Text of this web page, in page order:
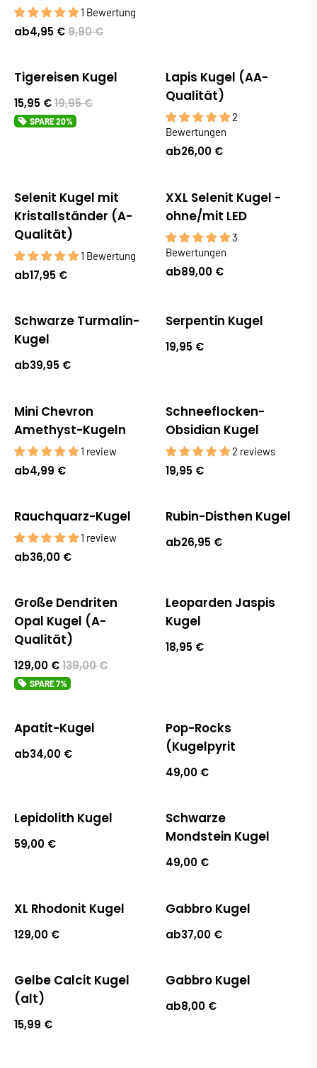
1 Bewertung
ab 9,90 €
4,95 €
Sale
Tigereisen Kugel
19,95 €
15,95 €
SPARE20%
Lapis Kugel (AA-
Qualität)
2
Bewertungen
ab26,00 €
Selenit Kugel mit
Kristallständer (A-
Qualität)
1 Bewertung
ab17,95 €
XXL Selenit Kugel -
ohne/mit LED
3
Bewertungen
ab89,00 €
Schwarze Turmalin-
Kugel
ab39,95 €
Serpentin Kugel
19,95 €
Mini Chevron
Amethyst-Kugeln
1 review
ab4,99 €
Schneeflocken-
Obsidian Kugel
2 reviews
19,95 €
Rauchquarz-Kugel
1 review
ab36,00 €
Ausverkauft
Rubin-Disthen Kugel
ab26,95 €
Sale
Große Dendriten
Opal Kugel (A-
Qualität)
139,00 €
129,00 €
SPARE7%
Leoparden Jaspis
Kugel
18,95 €
Apatit-Kugel
ab34,00 €
Pop-Rocks
(Kugelpyrit
49,00 €
Lepidolith Kugel
59,00 €
Ausverkauft
Schwarze
Mondstein Kugel
49,00 €
XL Rhodonit Kugel
129,00 €
Gabbro Kugel
ab37,00 €
Gelbe Calcit Kugel
(alt)
15,99 €
Gabbro Kugel
ab8,00 €